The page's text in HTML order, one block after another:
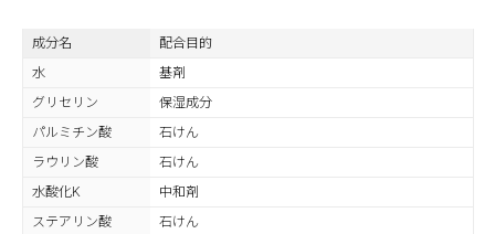
成分名
配合目的
水
基剤
グリセリン
保湿成分
パルミチン酸
石けん
ラウリン酸
石けん
水酸化K
中和剤
ステアリン酸
石けん